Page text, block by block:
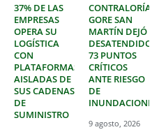
37% DE LAS
EMPRESAS
OPERA SU
LOGÍSTICA
CON
PLATAFORMAS
AISLADAS DE
SUS CADENAS
DE
SUMINISTRO
CONTRALORÍA:
GORE SAN
MARTÍN DEJÓ
DESATENDIDOS
73 PUNTOS
CRÍTICOS
ANTE RIESGO
DE
INUNDACIONES
9 agosto, 2026